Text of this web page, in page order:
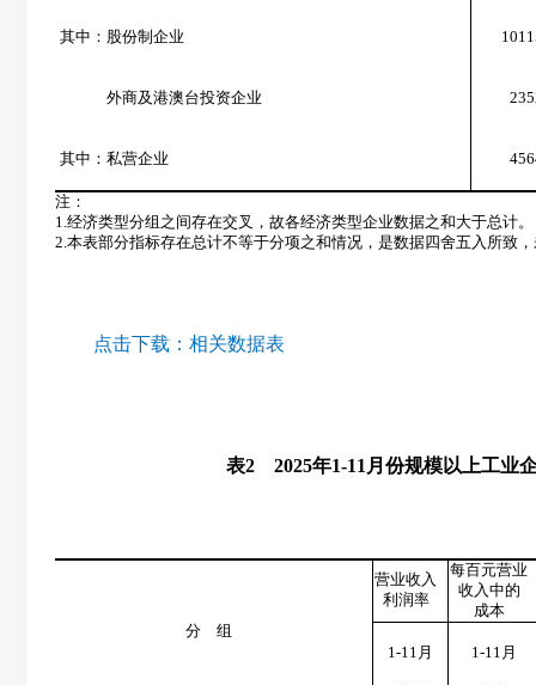
其中：股份制企业
外商及港澳台投资企业
其中：私营企业
注：
1.经济类型分组之间存在交叉，故各经济类型企业数据之和大于总计。
2.本表部分指标存在总计不等于分项之和情况，是数据四舍五入所致
点击下载： 相关数据表
表2 2025年1-11 月份规模以上工业
分 组
营业收入
利润率
每百元营业
收入中的
成本
1-11 月 1-11 月